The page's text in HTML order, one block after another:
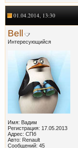
01.04.2014, 13:30
Bell
Интересующийся
Имя: Вадим
Регистрация: 17.05.2013
Адрес: СПб
Авто: Renault
Сообщений: 45